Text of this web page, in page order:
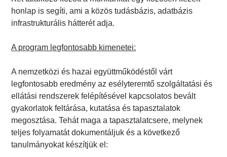
honlap is segíti, ami a közös tudásbázis, adatbázis
infrastrukturális hátterét adja.
A program legfontosabb kimenetei:
A nemzetközi és hazai együttműködéstől várt
legfontosabb eredmény az esélyteremtő szolgáltatási és
ellátási rendszerek felépítésével kapcsolatos bevált
gyakorlatok feltárása, kutatása és tapasztalatok
megosztása. Tehát maga a tapasztalatcsere, melynek
teljes folyamatát dokumentáljuk és a következő
tanulmányokat készítjük el: